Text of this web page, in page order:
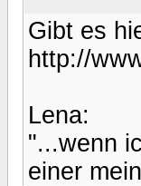
Gibt es
http://
Lena:
"...wenn
einer